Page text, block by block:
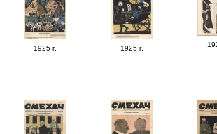
1925 г. 1925 г.